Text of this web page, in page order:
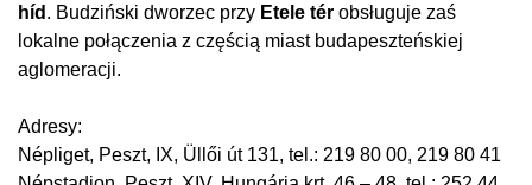
híd . Budziński dworzec przy Etele tér obsługuje zaś
lokalne połączenia z częścią miast budapeszteńskiej
aglomeracji.
Adresy:
Népliget, Peszt, IX, Üllői út 131, tel.: 219 80 00, 219 80 41